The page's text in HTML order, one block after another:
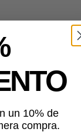
un 10% de
compra.